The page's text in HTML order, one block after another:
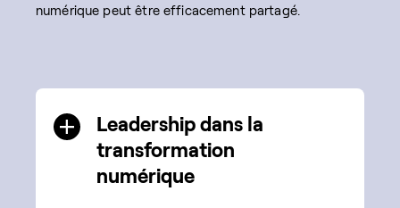
numérique peut être efficacement partagé.
Leadership dans la
transformation
numérique